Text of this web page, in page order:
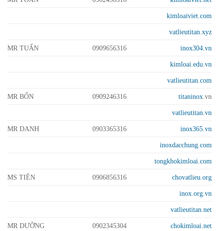
kimloaiviet.com
vatlieutitan.xyz
MR TUẤN 0909656316 inox304.vn
kimloai.edu.vn
vatlieutitan.com
MR BỐN 0909246316 titaninox.vn
vatlieutitan.vn
MR DANH 0903365316 inox365.vn
inoxdacchung.com
tongkhokimloai.com
MS TIÊN 0906856316 chovatlieu.org
inox.org.vn
vatlieutitan.net
MR DƯỠNG 0902345304 chokimloai.net